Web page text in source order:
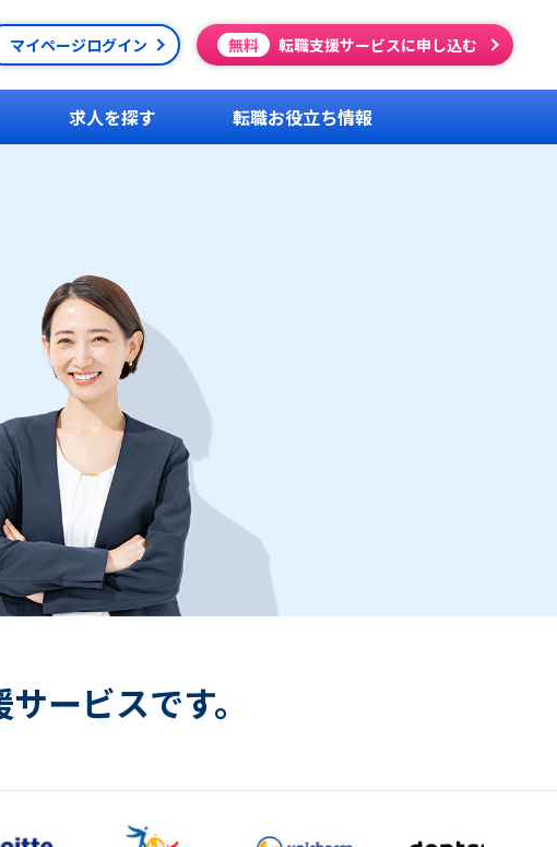
マイページログイン 無料 転職支援サービスに申し込む
求人を探す 転職お役立ち情報
ービスです。